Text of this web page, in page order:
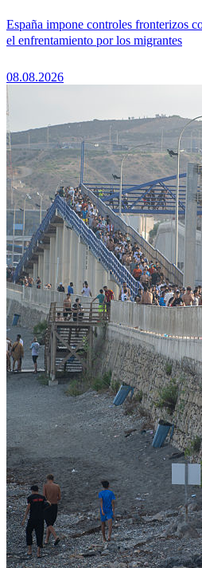
España impone controles fronterizos
el enfrentamiento por los migrantes
08.08.2026